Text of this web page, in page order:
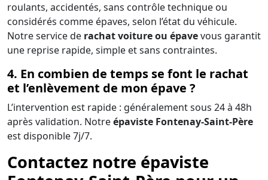
roulants, accidentés, sans contrôle technique ou
considérés comme épaves, selon l’état du véhicule.
Notre service de rachat voiture ou épavevous garantit
une reprise rapide, simple et sans contraintes.
4. En combien de temps se font le rachat
et l’enlèvement de mon épave ?
L’intervention est rapide : généralement sous 24 à 48h
après validation. Notreépaviste Fontenay-Saint-Père
est disponible 7j/7.
Contactez notre épaviste